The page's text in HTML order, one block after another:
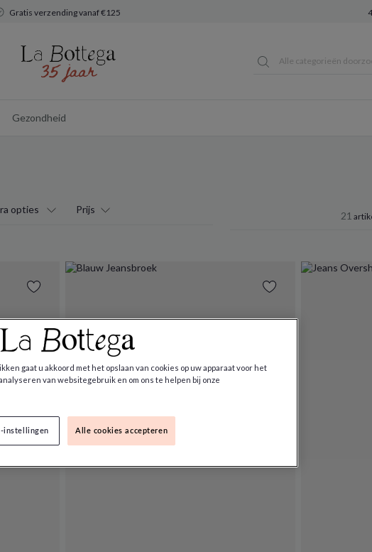
Gratis verzending vanaf €125
Gezondheid
opties Prijs
21
gaat u akkoord met het opslaan van cookies op uw apparaat voor het
van websitegebruik en om ons te helpen bij onze
Alle cookies accepteren
instellingen